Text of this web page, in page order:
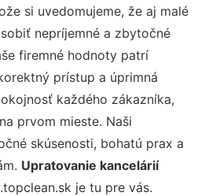
si uvedomujeme, že aj malé
nepríjemné a zbytočné
firemné hodnoty patrí
prístup a úprimná
každého zákazníka,
prvom mieste. Naši
skúsenosti, bohatú prax a
Upratovanie kancelárií
je tu pre vás.